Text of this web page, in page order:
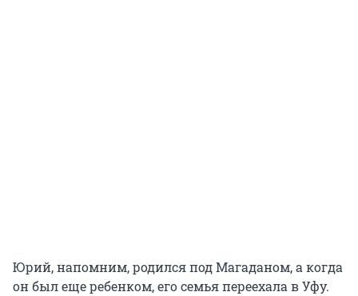
Юрий, напомним, родился под Магаданом, а когда
он был еще ребенком, его семья переехала в Уфу.